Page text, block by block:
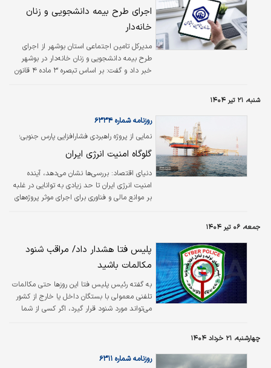
اجرای طرح بیمه دانشجویی و زنان
خانه‌‌‌دار
مدیرکل تامین اجتماعی استان بوشهر از اجرای
طرح بیمه دانشجویی و زنان خانه‌‌‌دار در بوشهر
خبر داد و گفت: بر اساس تبصره ۳ ماده ۴ قانون
شده است.
شنبه، ۲۱ تیر ۱۴۰۴
نمایی از پروژه راهبردی فشارافزایی پارس جنوبی؛
روزنامه شماره ۶۳۳۴
گلوگاه امنیت انرژی ایران
دنیای اقتصاد: بررسی‌‌‌ها نشان می‌دهد، آینده
امنیت انرژی ایران تا حد زیادی به توانایی در غلبه
بر موانع مالی و فناوری برای اجرای موثر پروژه‌‌‌های
جمعه، ۰۶ تیر ۱۴۰۴
پلیس فتا هشدار داد/ مراقب شنود
مکالمات باشید
به گفته رئیس پلیس فتا این روزها حتی مکالمات
تلفنی معمولی با بستگان داخل یا خارج از کشور
می‌تواند مورد شنود قرار گیرد، اگر کسی از شما
چهارشنبه، ۲۱ خرداد ۱۴۰۴
روزنامه شماره ۶۳۱۱